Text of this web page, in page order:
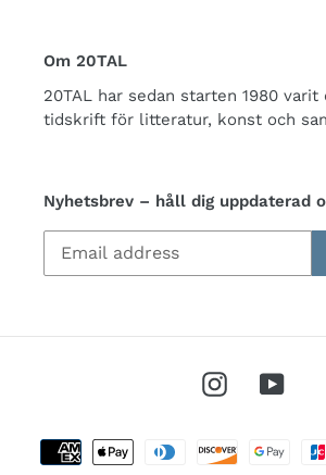
Om 20TAL
20TAL har sedan starten 1980 varit
tidskrift för litteratur, konst och
Nyhetsbrev – håll dig uppdaterad
Instagram
Payment